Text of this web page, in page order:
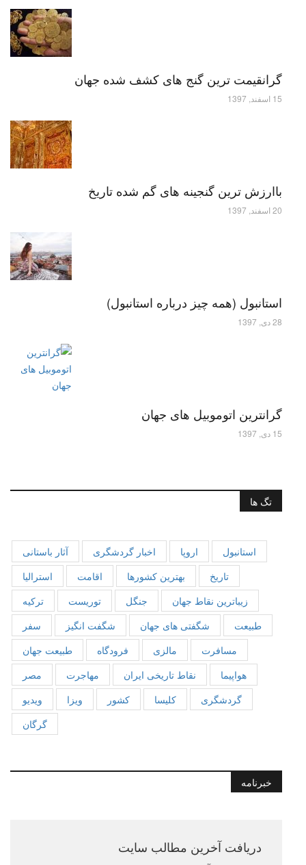
گرانقیمت ترین گنج های کشف شده جهان
15 اسفند, 1397
باارزش ترین گنجینه های گم شده تاریخ
20 اسفند, 1397
استانبول (همه چیز درباره استانبول)
28 دی, 1397
گرانترین اتوموبیل های جهان
15 دی, 1397
تگ ها
آثار باستانی اخبار گردشگری اروپا
استانبول
استرالیا
اقامت بهترین کشورها
تاریخ
ترکیه
توریست جنگل
زیباترین نقاط جهان
سفر
شگفت انگیز شگفتی های جهان
طبیعت
طبیعت جهان
فرودگاه مالزی
مسافرت
مصر
مهاجرت نقاط تاریخی ایران
هواپیما
ویدیو
ویزا کشور کلیسا
گردشگری
گرگان
خبرنامه
دریافت آخرین مطالب سایت